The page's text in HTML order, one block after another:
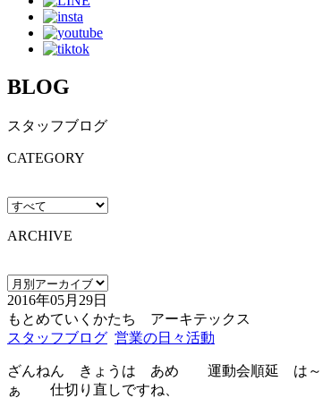
BLOG
スタッフブログ
CATEGORY
ARCHIVE
2016年05月29日
もとめていくかたち アーキテックス
スタッフブログ 営業の日々活動
ざんねん きょうは あめ 運動会順延 は～
ぁ 仕切り直しですね、